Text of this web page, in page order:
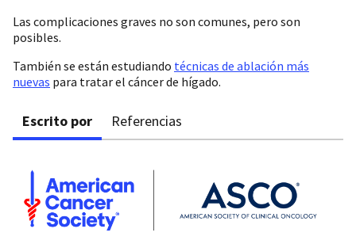
Las complicaciones graves no son comunes, pero son
posibles.
También se están estudiando técnicas de ablación más
nuevas para tratar el cáncer de hígado.
Escrito por Referencias